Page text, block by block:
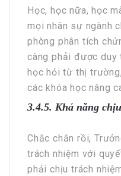
Học, học nữa, học
mọi nhân sự ngành
phòng phân tích
càng phải được
học hỏi từ thị
các khóa học nâng
3.4.5. Khả năng
Chắc chắn rồi,
trách nhiệm với
phải chịu trách